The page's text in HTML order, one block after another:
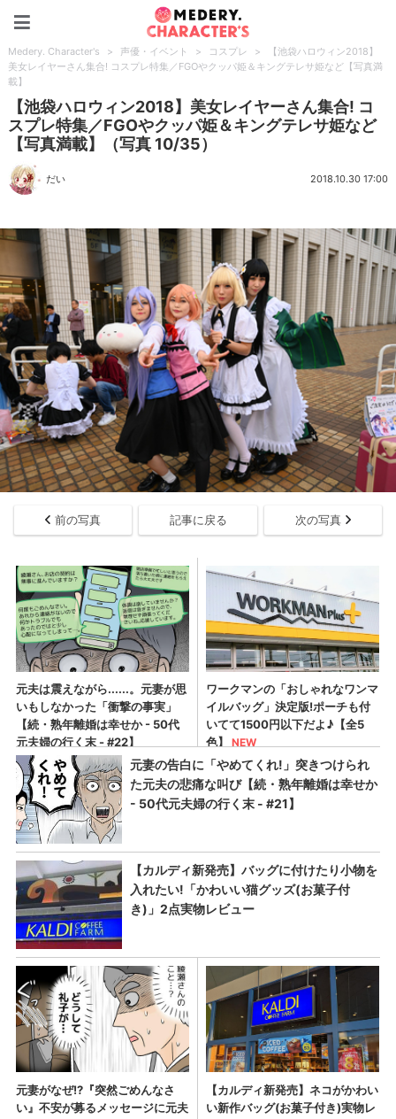
Medery. Character's > 声優・イベント > コスプレ >
【池袋ハロウィン2018】
美女レイヤーさん集合! コスプレ特集／FGOやクッパ姫＆キングテレサ姫など【写真満
載】
【池袋ハロウィン2018】美女レイヤーさん集合! コ
スプレ特集／FGOやクッパ姫＆キングテレサ姫など
【写真満載】（写真 10/35）
だい 2018.10.30 17:00
前の写真 記事に戻る 次の写真